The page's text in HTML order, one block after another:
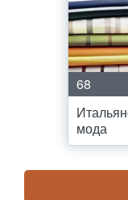
68
мода